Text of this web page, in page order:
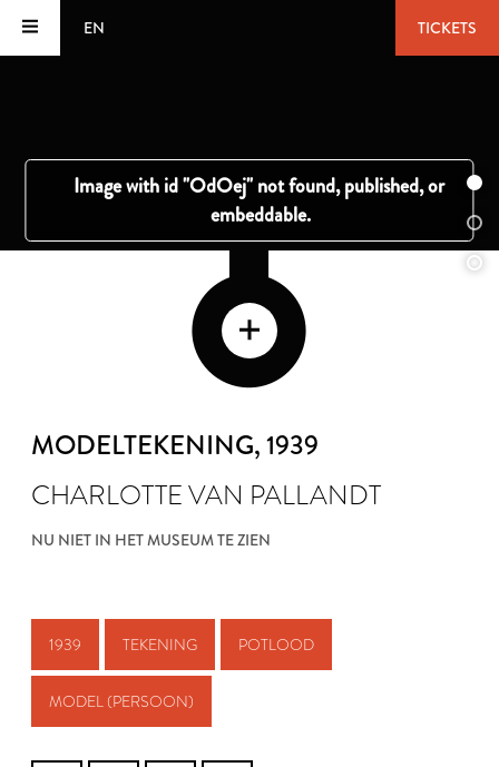
EN TICKETS
MODELTEKENING, 1939
CHARLOTTE VAN PALLANDT
NU NIET IN HET MUSEUM TE ZIEN
1939 TEKENING POTLOOD
MODEL (PERSOON)